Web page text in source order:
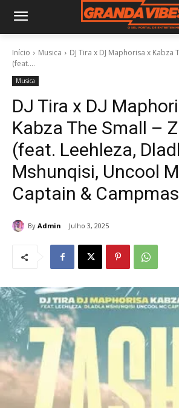
Início Musica
DJ Tira x DJ Maphorisa x Kabza
(feat....
Musica
DJ Tira x DJ
Kabza The Small –
(feat. Leehleza,
Mshunqisi, Uncool
Captain &
By Admin Julho 3, 2025